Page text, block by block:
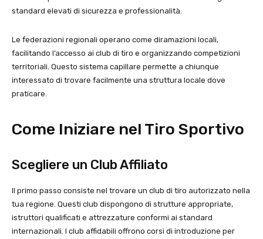
standard elevati di sicurezza e professionalità.
Le federazioni regionali operano come diramazioni locali,
facilitando l’accesso ai club di tiro e organizzando competizioni
territoriali. Questo sistema capillare permette a chiunque
interessato di trovare facilmente una struttura locale dove
praticare.
Come Iniziare nel Tiro Sportivo
Scegliere un Club Affiliato
Il primo passo consiste nel trovare un club di tiro autorizzato nella
tua regione. Questi club dispongono di strutture appropriate,
istruttori qualificati e attrezzature conformi ai standard
internazionali. I club affidabili offrono corsi di introduzione per